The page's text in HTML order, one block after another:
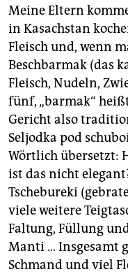
Meine Eltern
in Kasachstan
Fleisch und, wenn
Beschbarmak (das
Fleisch, Nudeln,
fünf, „barmak“
Gericht also
Seljodka pod
Wörtlich übersetzt:
ist das nicht
Tschebureki
viele weitere
Faltung, Füllung
Manti … Insgesamt
Schmand und viel